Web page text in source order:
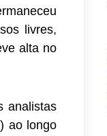
livres,
alta no
analistas
ao longo